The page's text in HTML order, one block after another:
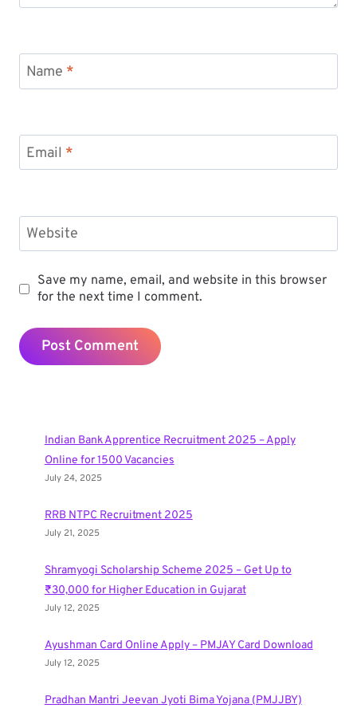
Name *
Email *
Website
Save my name, email, and website in this browser
for the next time I comment.
Indian Bank Apprentice Recruitment 2025 – Apply
Online for 1500 Vacancies
July 24, 2025
RRB NTPC Recruitment 2025
July 21, 2025
Shramyogi Scholarship Scheme 2025 – Get Up to
₹30,000 for Higher Education in Gujarat
July 12, 2025
Ayushman Card Online Apply – PMJAY Card Download
July 12, 2025
Pradhan Mantri Jeevan Jyoti Bima Yojana (PMJJBY)